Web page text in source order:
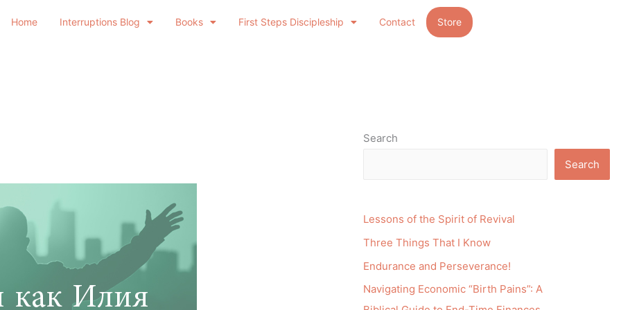
Home Interruptions Blog Books First Steps Discipleship Contact Store
Search
Search
Lessons of the Spirit of Revival
Three Things That I Know
Endurance and Perseverance!
Navigating Economic “Birth Pains”: A